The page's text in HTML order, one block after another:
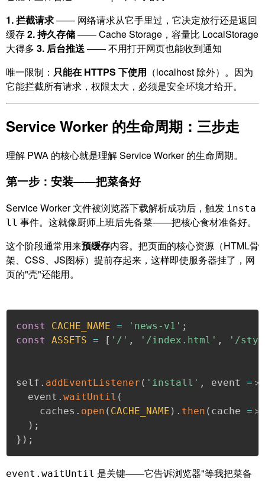
1. 拦截请求—— 网络请求从它手里过，它决定放行还是返回
缓存2. 持久存储—— Cache Storage，容量比 LocalStorage
大得多 3. 后台推送—— 不用打开网页也能收到通知
唯一限制： 只能在 HTTPS 下使用 （localhost 除外）。因为
它能拦截所有请求，权限太大，必须是安全环境才给开。
Service Worker 的生命周期：三步走
理解 PWA 的核心就是理解 Service Worker 的生命周期。
第一步：安装——把菜备好
Service Worker 文件被浏览器下载解析成功后，触发 insta
ll 事件。这就像厨师上班后先备菜——把核心食材准备好。
这个阶段通常用来预缓存内容。把页面的核心资源（HTML骨
架、CSS、JS图标）提前存起来，这样即使服务器挂了，网
页的"壳"还能用。
const CACHE_NAME = 'news-v1' ;
const
ASSETS = [ '/' , '/index.html' , '/
self . addEventListener ( 'install' , event =
  event
. waitUntil (
    caches
. open ( CACHE_NAME ) . then ( cache =
) ;
} ) ;
event.waitUntil 是关键——它告诉浏览器"等我把菜备